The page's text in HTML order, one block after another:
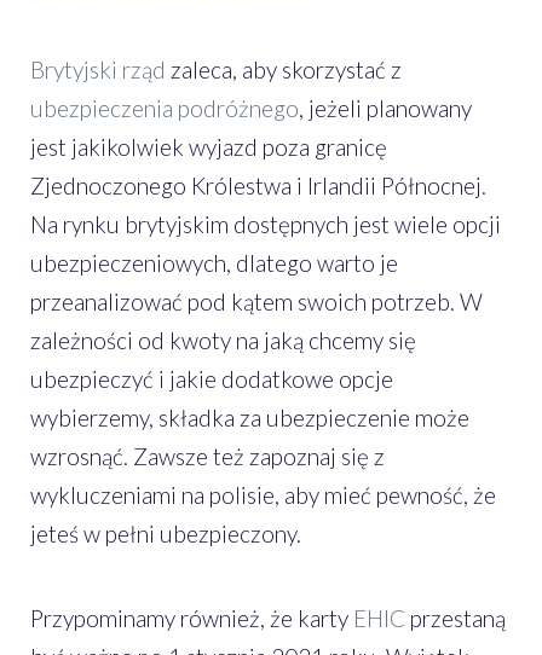
Brytyjski rząd zaleca, aby skorzystać z
ubezpieczenia podróżnego , jeżeli planowany
jest jakikolwiek wyjazd poza granicę
Zjednoczonego Królestwa i Irlandii Północnej.
Na rynku brytyjskim dostępnych jest wiele opcji
ubezpieczeniowych, dlatego warto je
przeanalizować pod kątem swoich potrzeb. W
zależności od kwoty na jaką chcemy się
ubezpieczyć i jakie dodatkowe opcje
wybierzemy, składka za ubezpieczenie może
wzrosnąć. Zawsze też zapoznaj się z
wykluczeniami na polisie, aby mieć pewność, że
jeteś w pełni ubezpieczony.
Przypominamy również, że karty EHIC przestaną